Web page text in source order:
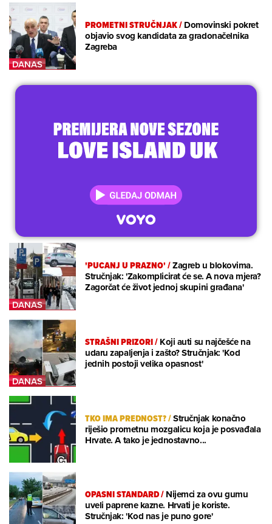
PROMETNI STRUČNJAK/Domovinski pokret
objavio svog kandidata za gradonačelnika
Zagreba
'PUCANJ U PRAZNO'/Zagreb u blokovima.
Stručnjak: 'Zakomplicirat će se. A nova mjera?
Zagorčat će život jednoj skupini građana'
STRAŠNI PRIZORI/Koji auti su najčešće na
udaru zapaljenja i zašto? Stručnjak: 'Kod
jednih postoji velika opasnost'
TKO IMA PREDNOST?/Stručnjak konačno
riješio prometnu mozgalicu koja je posvađala
Hrvate. A tako je jednostavno...
OPASNI STANDARD/Nijemci za ovu gumu
uveli paprene kazne. Hrvati je koriste.
Stručnjak: 'Kod nas je puno gore'